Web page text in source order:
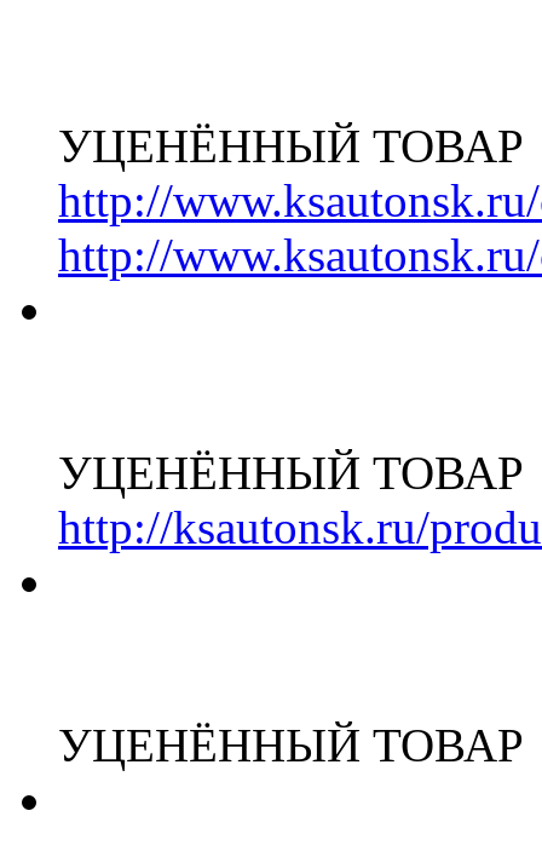
УЦЕНЁННЫЙ ТОВАР
http://
http://
УЦЕНЁННЫЙ ТОВАР
http://ksautonsk.ru/
УЦЕНЁННЫЙ ТОВАР